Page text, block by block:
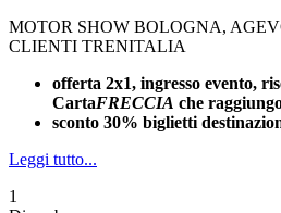
MOTOR SHOW BOLOGNA,
CLIENTI TRENITALIA
offerta 2x1, ingresso evento,
CartaFRECCIA che
sconto 30% biglietti
Leggi tutto...
1